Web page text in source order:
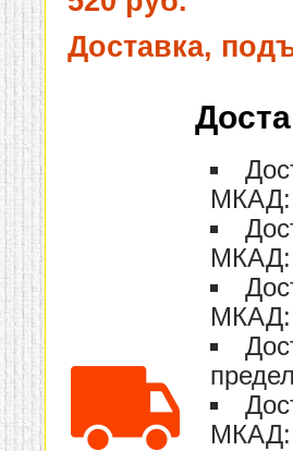
Доставка,
МКАД:
МКАД:
МКАД:
МКАД: